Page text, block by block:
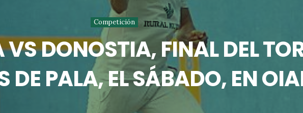
Competición
VS DONOSTIA, FINAL DEL
DE PALA, EL SÁBADO, EN